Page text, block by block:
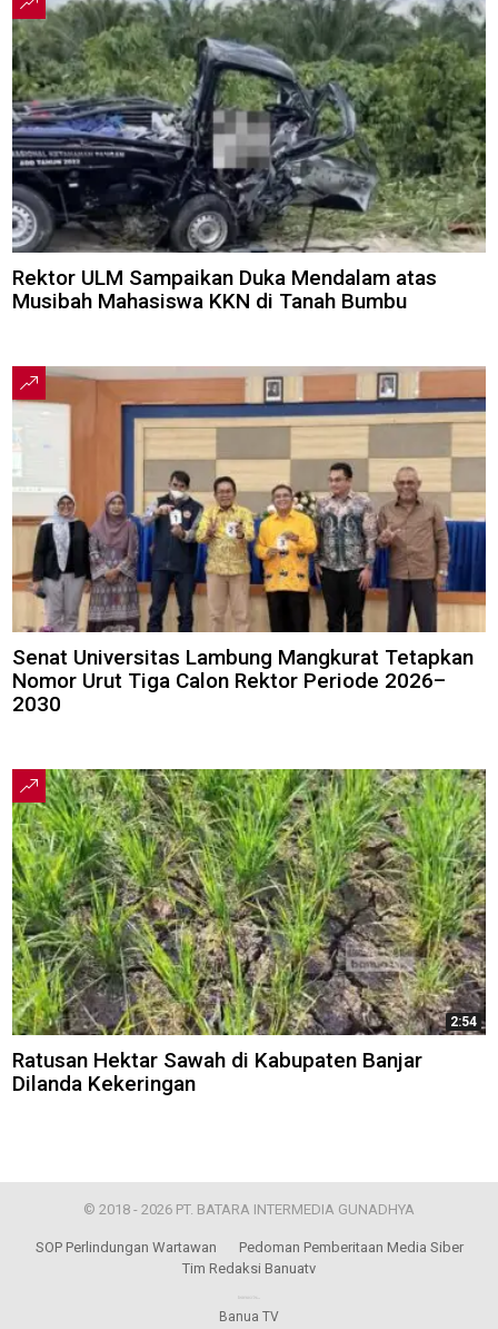
Rektor ULM Sampaikan Duka Mendalam atas
Musibah Mahasiswa KKN di Tanah Bumbu
Senat Universitas Lambung Mangkurat Tetapkan
Nomor Urut Tiga Calon Rektor Periode 2026–
2030
2:54
Ratusan Hektar Sawah di Kabupaten Banjar
Dilanda Kekeringan
© 2018 - 2026 PT. BATARA INTERMEDIA GUNADHYA
SOP Perlindungan Wartawan
Pedoman Pemberitaan Media Siber
Tim Redaksi Banuatv
Banua TV